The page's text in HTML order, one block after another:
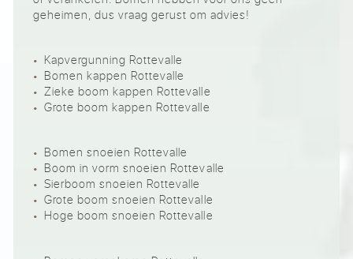
geheimen, dus vraag gerust om advies!
Kapvergunning Rottevalle
Bomen kappen Rottevalle
Zieke boom kappen Rottevalle
Grote boom kappen Rottevalle
Bomen snoeien Rottevalle
Boom in vorm snoeien Rottevalle
Sierboom snoeien Rottevalle
Grote boom snoeien Rottevalle
Hoge boom snoeien Rottevalle